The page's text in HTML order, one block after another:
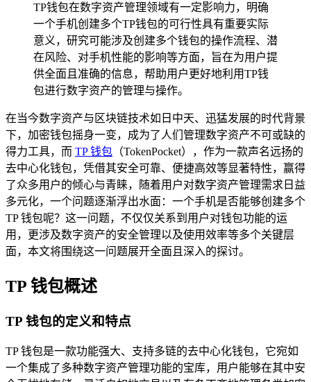
TP钱包在数字资产管理领域有一定影响力，明确
一个手机创建多个TP钱包的可行性具有重要实际
意义，研究可能涉及创建多个钱包的操作流程、潜
在风险、对手机性能的影响等方面，旨在为用户提
供全面且准确的信息，帮助用户更好地利用TP钱
包进行数字资产的管理与操作。
在当今数字资产与区块链技术如日中天、迅猛发展的时代背景
下，加密钱包摇身一变，成为了人们管理数字资产不可或缺的
得力工具，而 TP 钱包 （TokenPocket），作为一款声名远扬的
去中心化钱包，凭借其安全可靠、便捷高效等显著特性，赢得
了众多用户的倾心与青睐，随着用户对数字资产管理需求日益
多元化，一个问题逐渐浮出水面：一个手机是否能够创建多个
TP 钱包呢？这一问题，不仅仅关系到用户对钱包功能的运
用，更涉及数字资产的安全管理以及使用效率等多个关键层
面，本文将围绕这一问题展开全面且深入的探讨。
TP 钱包概述
TP 钱包的定义和特点
TP 钱包是一款功能强大、支持多链的去中心化钱包，它宛如
一个集成了多种数字资产管理功能的宝库，用户能够在其中安